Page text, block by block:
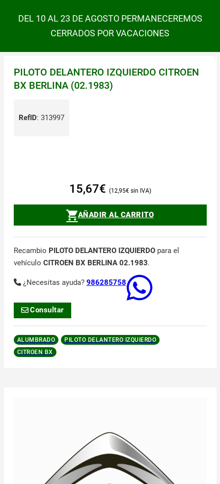
DEL 10 AL 23 DE AGOSTO PERMANECEREMOS
CERRADOS POR VACACIONES
PILOTO DELANTERO IZQUIERDO CITROEN
BX BERLINA (02.1983)
RefID: 313997
15,67€ 12,95€
AÑADIR AL CARRITO
Recambio PILOTO DELANTERO IZQUIERDOpara el
vehículo CITROEN BX BERLINA 02.1983.
¿Necesitas ayuda? 986285758
Consultar
ALUMBRADO
PILOTO DELANTERO IZQUIERDO
CITROEN BX